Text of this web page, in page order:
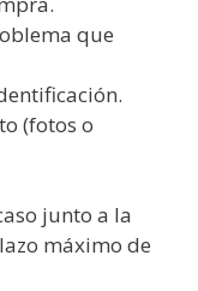
que
(fotos o
junto a la
máximo de